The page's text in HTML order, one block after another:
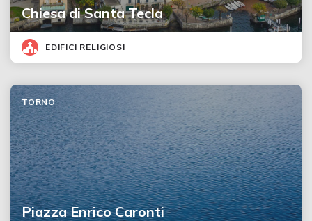
Chiesa di Santa Tecla
EDIFICI RELIGIOSI
Piazza Enrico Caronti
TORNO